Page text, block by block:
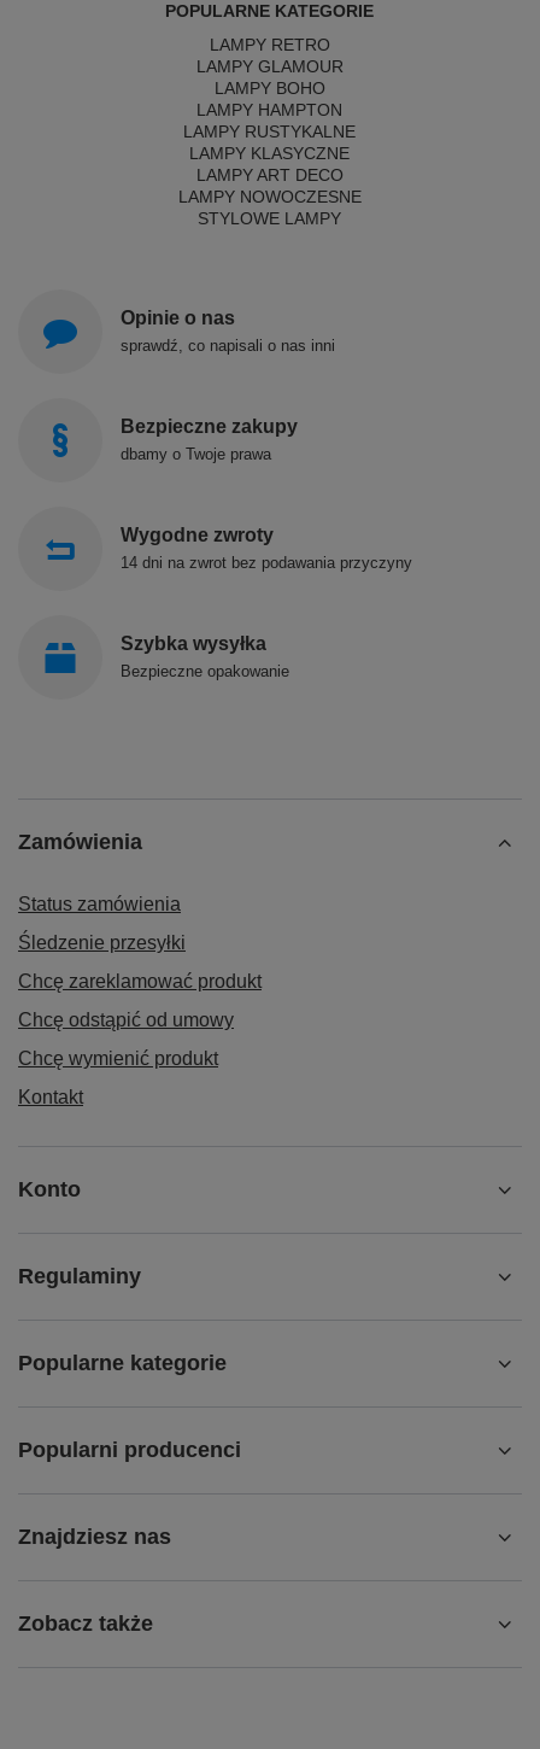
POPULARNE KATEGORIE
LAMPY RETRO
LAMPY GLAMOUR
LAMPY BOHO
LAMPY HAMPTON
LAMPY RUSTYKALNE
LAMPY KLASYCZNE
LAMPY ART DECO
LAMPY NOWOCZESNE
STYLOWE LAMPY
Opinie o nas
sprawdź, co napisali o nas inni
Bezpieczne zakupy
dbamy o Twoje prawa
Wygodne zwroty
14 dni na zwrot bez podawania przyczyny
Szybka wysyłka
Bezpieczne opakowanie
Zamówienia
Status zamówienia
Śledzenie przesyłki
Chcę zareklamować produkt
Chcę odstąpić od umowy
Chcę wymienić produkt
Kontakt
Konto
Regulaminy
Popularne kategorie
Popularni producenci
Znajdziesz nas
Zobacz także